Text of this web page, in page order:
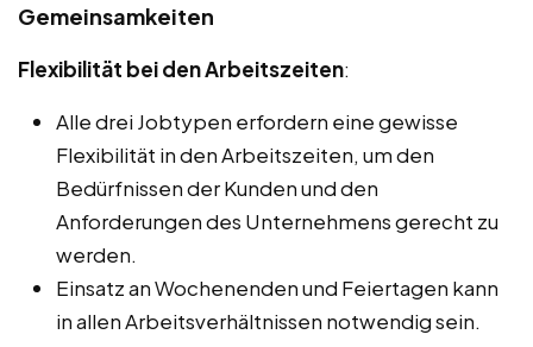
Gemeinsamkeiten
Flexibilität bei den Arbeitszeiten:
Alle drei Jobtypen erfordern eine gewisse
Flexibilität in den Arbeitszeiten, um den
Bedürfnissen der Kunden und den
Anforderungen des Unternehmens gerecht zu
werden.
Einsatz an Wochenenden und Feiertagen kann
in allen Arbeitsverhältnissen notwendig sein.